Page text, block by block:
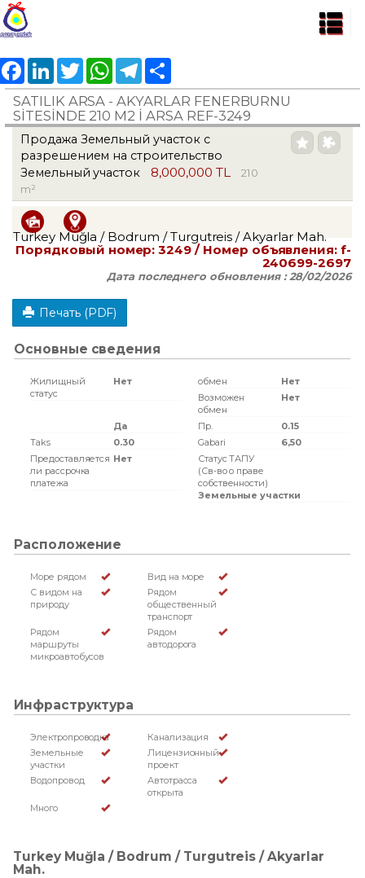
FacebookLinkedInTwitter WhatsAppTelegram
SATILIK ARSA - AKYARLAR FENERBURNU
SİTESİNDE 210 M2 İ ARSA REF-3249
Продажа Земельный участок с
разрешением на строительство
Земельный участок
8,000,000 TL
210
m²
Turkey Muğla / Bodrum / Turgutreis / Akyarlar Mah.
Порядковый номер:3249 / Номер объявления:f-
240699-2697
Дата последнего обновления :28/02/2026
Печать (PDF)
Основные сведения
Жилищный
статус
Нет обмен
Нет
Возможен
обмен
Нет
Да Пр.
0.15
Taks
0.30 Gabari
6,50
Предоставляется
ли рассрочка
платежа
Нет
Статус ТАПУ
(Св-во о праве
собственности)
Земельные участки
Расположение
Море рядом
Вид на море
С видом на
природу
Рядом
общественный
транспорт
Рядом
маршруты
микроавтобусов
Рядом
автодорога
Инфраструктура
Электропроводка
Канализация
Земельные
участки
Лицензионный
проект
Водопровод
Автотрасса
открыта
Много
Turkey Muğla / Bodrum / Turgutreis / Akyarlar
Mah.